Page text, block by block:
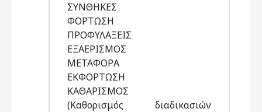
ΣΥΝΘΗΚΕΣ
ΦΟΡΤΩΣΗ
ΠΡΟΦΥΛΑΞΕΙΣ
ΕΞΑΕΡΙΣΜΟΣ
ΜΕΤΑΦΟΡΑ
ΕΚΦΟΡΤΩΣΗ
ΚΑΘΑΡΙΣΜΟΣ
(Καθορισμός διαδικασιών